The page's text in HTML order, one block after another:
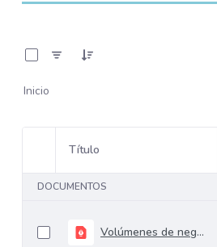
Inicio
Selección del elemento
Título
DOCUMENTOS
Volúmenes de negociación del 11 al 15 de diciembre de 2023